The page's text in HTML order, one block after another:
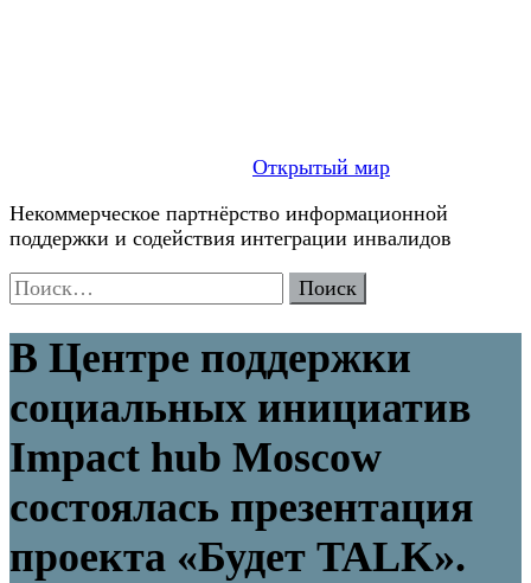
Открытый мир
Некоммерческое партнёрство информационной
поддержки и содействия интеграции инвалидов
Найти:
В Центре поддержки
социальных инициатив
Impact hub Moscow
состоялась презентация
проекта «Будет TALK».